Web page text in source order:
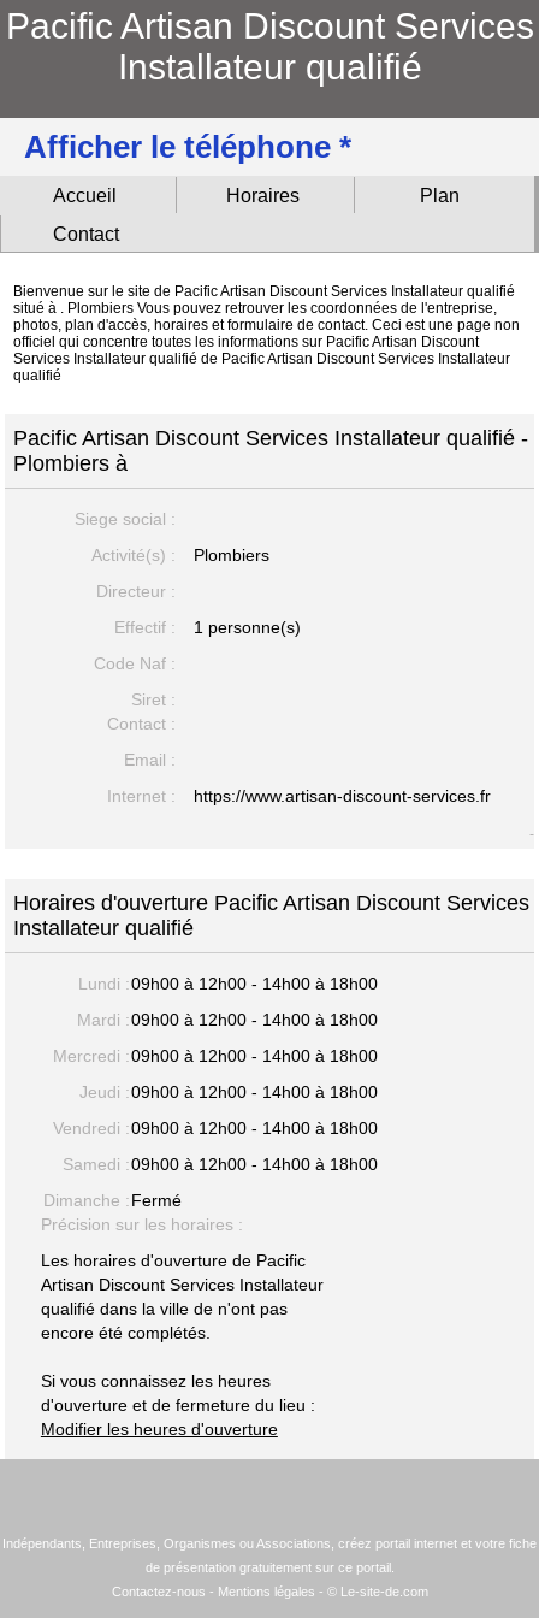
Pacific Artisan Discount Services
Installateur qualifié
Afficher le téléphone *
Accueil Horaires
Plan
Contact
Bienvenue sur le site de Pacific Artisan Discount Services Installateur qualifié
situé à . Plombiers Vous pouvez retrouver les coordonnées de l'entreprise,
photos, plan d'accès, horaires et formulaire de contact. Ceci est une page non
officiel qui concentre toutes les informations sur Pacific Artisan Discount
Services Installateur qualifié de Pacific Artisan Discount Services Installateur
qualifié
Pacific Artisan Discount Services Installateur qualifié -
Plombiers à
Siege social :
Activité(s) :
Plombiers
Directeur :
Effectif :
1 personne(s)
Code Naf :
Siret :
Contact :
Email :
Internet :
https://www.artisan-discount-services.fr
-
Horaires d'ouverture Pacific Artisan Discount Services
Installateur qualifié
Lundi :09h00 à 12h00 - 14h00 à 18h00
Mardi :09h00 à 12h00 - 14h00 à 18h00
Mercredi :09h00 à 12h00 - 14h00 à 18h00
Jeudi :09h00 à 12h00 - 14h00 à 18h00
Vendredi :09h00 à 12h00 - 14h00 à 18h00
Samedi :09h00 à 12h00 - 14h00 à 18h00
Dimanche :Fermé
Précision sur les horaires :
Les horaires d'ouverture de Pacific
Artisan Discount Services Installateur
qualifié dans la ville de n'ont pas
encore été complétés.
Si vous connaissez les heures
d'ouverture et de fermeture du lieu :
Modifier les heures d'ouverture
Indépendants, Entreprises, Organismes ou Associations, créez portail internet et votre fiche
de présentation gratuitement sur ce portail.
Contactez-nous - Mentions légales - © Le-site-de.com